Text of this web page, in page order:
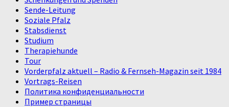
Sende-Leitung
Soziale Pfalz
Stabsdienst
Studium
Therapiehunde
Tour
Vorderpfalz aktuell – Radio & Fernseh-Magazin seit 1984
Vortrags-Reisen
Политика конфиденциальности
Пример страницы